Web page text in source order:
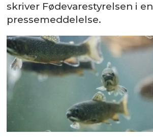
skriver Fødevarestyrelsen i en
pressemeddelelse.